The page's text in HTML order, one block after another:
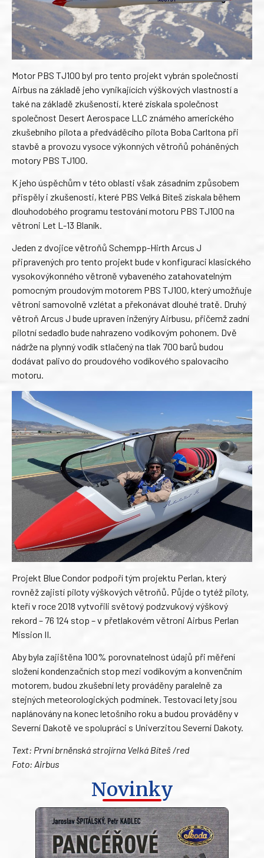
Motor PBS TJ100 byl pro tento projekt vybrán společností
Airbus na základě jeho vynikajících výškových vlastností a
také na základě zkušeností, které získala společnost
společnost Desert Aerospace LLC známého amerického
zkušebního pilota a předváděcího pilota Boba Carltona při
stavbě a provozu vysoce výkonných větroňů poháněných
motory PBS TJ100.
K jeho úspěchům v této oblasti však zásadním způsobem
přispěly i zkušenosti, které PBS Velká Bíteš získala během
dlouhodobého programu testování motoru PBS TJ100 na
větroni Let L-13 Blaník.
Jeden z dvojice větroňů Schempp-Hirth Arcus J
připravených pro tento projekt bude v konfiguraci klasického
vysokovýkonného větroně vybaveného zatahovatelným
pomocným proudovým motorem PBS TJ100, který umožňuje
větroni samovolně vzlétat a překonávat dlouhé tratě. Druhý
větroň Arcus J bude upraven inženýry Airbusu, přičemž zadní
pilotní sedadlo bude nahrazeno vodíkovým pohonem. Dvě
nádrže na plynný vodík stlačený na tlak 700 barů budou
dodávat palivo do proudového vodíkového spalovacího
motoru.
Projekt Blue Condor podpoří tým projektu Perlan, který
rovněž zajistí piloty výškových větroňů. Půjde o tytéž piloty,
kteří v roce 2018 vytvořili světový podzvukový výškový
rekord – 76 124 stop – v přetlakovém větroni Airbus Perlan
Mission II.
Aby byla zajištěna 100% porovnatelnost údajů při měření
složení kondenzačních stop mezi vodíkovým a konvenčním
motorem, budou zkušební lety prováděny paralelně za
stejných meteorologických podmínek. Testovací lety jsou
naplánovány na konec letošního roku a budou prováděny v
Severní Dakotě ve spolupráci s Univerzitou Severní Dakoty.
Text: První brněnská strojírna Velká Bíteš /red
Foto: Airbus
Novinky